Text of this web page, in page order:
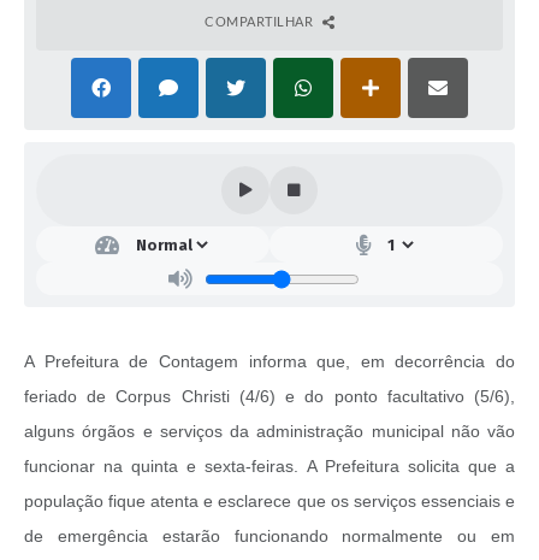
COMPARTILHAR
A Prefeitura de Contagem informa que, em decorrência do
feriado de Corpus Christi (4/6) e do ponto facultativo (5/6),
alguns órgãos e serviços da administração municipal não vão
funcionar na quinta e sexta-feiras. A Prefeitura solicita que a
população fique atenta e esclarece que os serviços essenciais e
de emergência estarão funcionando normalmente ou em